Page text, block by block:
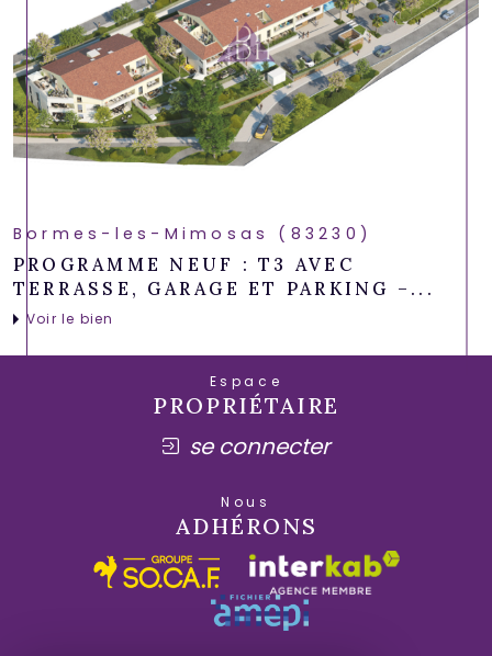
Bormes-les-Mimosas (83230)
PROGRAMME NEUF : T3 AVEC
TERRASSE, GARAGE ET PARKING –...
Voir le bien
Espace
PROPRIÉTAIRE
se connecter
Nous
ADHÉRONS